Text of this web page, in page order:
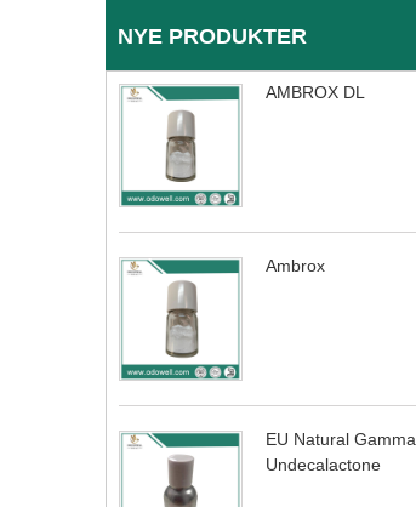
NYE PRODUKTER
AMBROX DL
Ambrox
EU Natural Gamma
Undecalactone